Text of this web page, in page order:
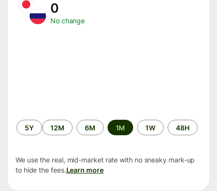
No change
الفترة
الزمنية
48H
1W
1M
6M
12M
5Y
We use the real, mid-market rate with no sneaky mark-up
to hide the fees.Learn more